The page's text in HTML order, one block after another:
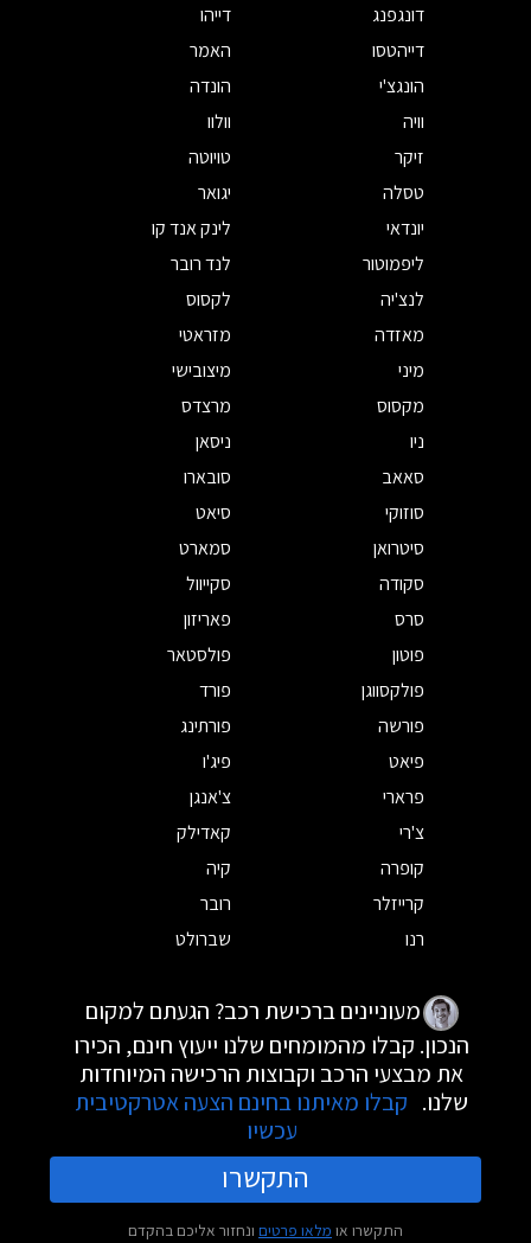
דונגפנג
דייהו
דייהטסו
האמר
הונגצ'י
הונדה
וויה
וולוו
זיקר
טויוטה
טסלה
יגואר
יונדאי
לינק אנד קו
ליפמוטור
לנד רובר
לנצ'יה
לקסוס
מאזדה
מזראטי
מיני
מיצובישי
מקסוס
מרצדס
ניו
ניסאן
סאאב
סובארו
סוזוקי
סיאט
סיטרואן
סמארט
סקודה
סקייוול
סרס
פאריזון
פוטון
פולסטאר
פולקסווגן
פורד
פורשה
פורתינג
פיאט
פיג'ו
פרארי
צ'אנגן
צ'רי
קאדילק
קופרה
קיה
קרייזלר
רובר
רנו
שברולט
מעוניינים ברכישת רכב? הגעתם למקום
הנכון. קבלו מהמומחים שלנו ייעוץ חינם, הכירו
את מבצעי הרכב וקבוצות הרכישה המיוחדות
שלנו. קבלו מאיתנו בחינם הצעה אטרקטיבית
עכשיו
התקשרו
התקשרו או מלאו פרטים ונחזור אליכם בהקדם